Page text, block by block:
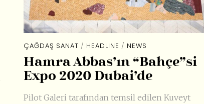
ÇAĞDAŞ SANAT / HEADLINE / NEWS
Hamra Abbas’ın “Bahçe”si
Expo 2020 Dubai’de
Pilot Galeri tarafından temsil edilen Kuveyt